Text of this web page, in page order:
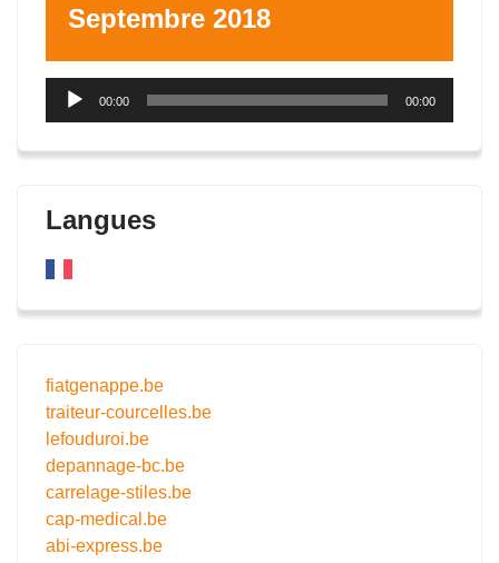
Septembre 2018
Lecteur
00:00 00:00
Langues
fiatgenappe.be
traiteur-courcelles.be
lefouduroi.be
depannage-bc.be
carrelage-stiles.be
cap-medical.be
abi-express.be